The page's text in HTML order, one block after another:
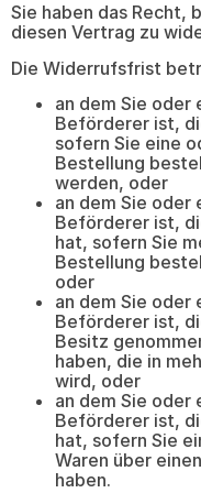
Sie haben das Recht,
diesen Vertrag zu
Die Widerrufsfrist
an dem Sie oder
Beförderer ist,
sofern Sie eine
Bestellung
werden, oder
an dem Sie oder
Beförderer ist,
hat, sofern Sie
Bestellung
oder
an dem Sie oder
Beförderer ist,
Besitz
haben, die in
wird, oder
an dem Sie oder
Beförderer ist,
hat, sofern Sie
Waren über
haben.